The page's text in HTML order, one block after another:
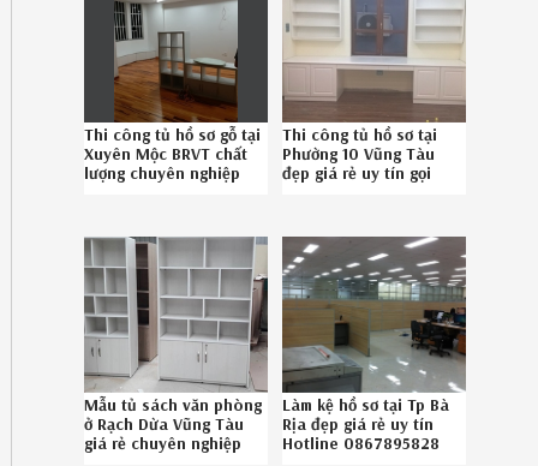
Thi công tủ hồ sơ gỗ tại
Xuyên Mộc BRVT chất
lượng chuyên nghiệp
Thi công tủ hồ sơ tại
Phường 10 Vũng Tàu
đẹp giá rẻ uy tín gọi
Mẫu tủ sách văn phòng
ở Rạch Dừa Vũng Tàu
giá rẻ chuyên nghiệp
Làm kệ hồ sơ tại Tp Bà
Rịa đẹp giá rẻ uy tín
Hotline 0867895828